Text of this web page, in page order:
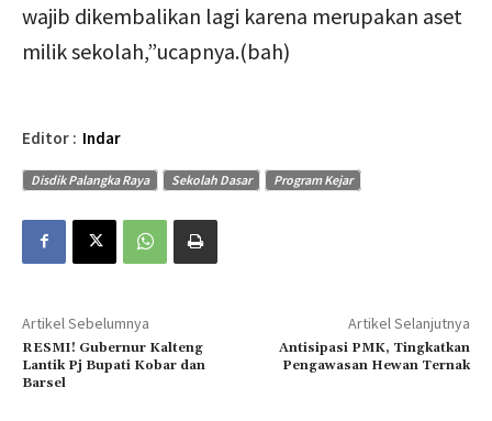
wajib dikembalikan lagi karena merupakan aset
milik sekolah,”ucapnya.(bah)
Editor : Indar
Disdik Palangka Raya Sekolah Dasar Program Kejar
Artikel Sebelumnya
RESMI! Gubernur Kalteng
Lantik Pj Bupati Kobar dan
Barsel
Artikel Selanjutnya
Antisipasi PMK, Tingkatkan
Pengawasan Hewan Ternak